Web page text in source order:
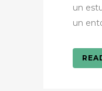
un
un